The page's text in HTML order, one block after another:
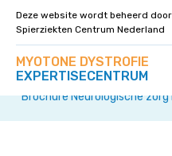
Deze website wordt beheerd door
Spierziekten Centrum Nederland
Navigeer
direct
naar
op
deze
site
MYOTONE DYSTROFIE
EXPERTISECENTRUM
Home
>
Brochure Neurologische